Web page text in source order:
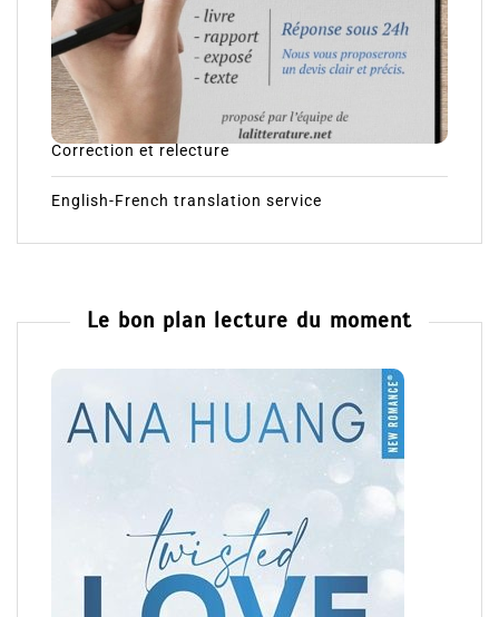
Correction et relecture
English-French translation service
Le bon plan lecture du moment